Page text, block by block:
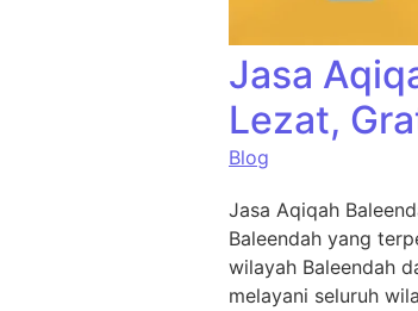
Jasa
Lezat,
Blog
Jasa Aqiqah
Baleendah yang
wilayah Baleendah
melayani seluruh